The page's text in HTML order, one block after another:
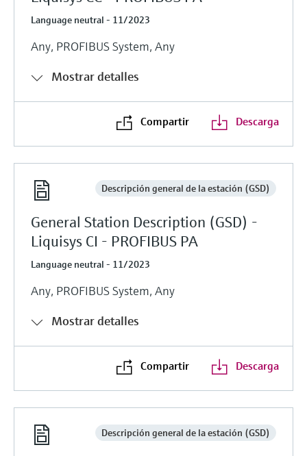
Language neutral - 11/2023
Any, PROFIBUS System, Any
Mostrar detalles
Compartir Descarga
Descripción general de la estación (GSD)
General Station Description (GSD) -
Liquisys CI - PROFIBUS PA
Language neutral - 11/2023
Any, PROFIBUS System, Any
Mostrar detalles
Compartir Descarga
Descripción general de la estación (GSD)